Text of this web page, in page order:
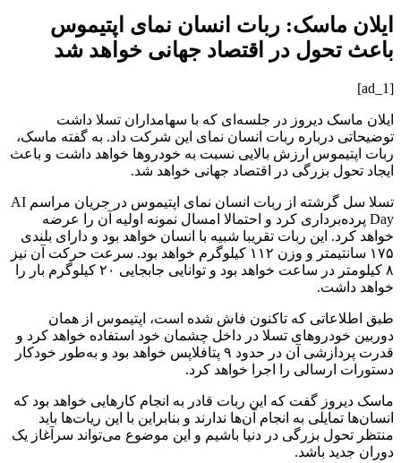
ایلان ماسک: ربات انسان نمای اپتیموس
باعث تحول در اقتصاد جهانی خواهد شد
[ad_1]
ایلان ماسک دیروز در جلسه‌ای که با سهامداران تسلا داشت
توضیحاتی درباره ربات انسان نمای این شرکت داد. به گفته ماسک،
ربات اپتیموس ارزش بالایی نسبت به خودروها خواهد داشت و باعث
ایجاد تحول بزرگی در اقتصاد جهانی خواهد شد‌.
تسلا سل گرشته از ربات انسان نمای اپتیموس در جریان مراسم AI
Day پرده‌برداری کرد و احتمالا امسال نمونه اولیه آن را عرضه
خواهد کرد. این ربات تقریبا شبیه با انسان خواهد بود و دارای بلندی
۱۷۵ سانتیمتر و وزن ۱۱۲ کیلوگرم خواهد بود. سرعت حرکت آن نیز
۸ کیلومتر در ساعت خواهد بود و توانایی جابجایی ۲۰ کیلوگرم بار را
خواهد داشت. ‌
طبق اطلاعاتی که تاکنون فاش شده است، اپتیموس از همان
دوربین خودروهای تسلا در داخل چشمان خود استفاده خواهد کرد و
قدرت پردازشی آن در حدود ۹ پتافلاپس خواهد بود و به‌طور خودکار
دستورات ارسالی را اجرا خواهد کرد.
ماسک دیروز گفت که این ربات قادر به انجام کارهایی خواهد بود که
انسان‌ها تمایلی به انجام آن‌ها ندارند و بنابراین با این ریات‌ها باید
منتظر تحول بزرگی در دنیا باشیم و این موضوع می‌تواند سرآغاز یک
دوران جدید باشد.